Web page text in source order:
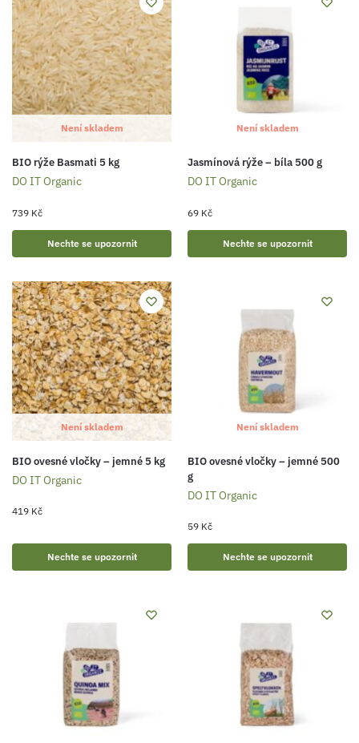
Není skladem
BIO rýže Basmati 5 kg
DO IT Organic
739 Kč
Nechte se upozornit
Není skladem
Jasmínová rýže – bíla 500 g
DO IT Organic
69 Kč
Nechte se upozornit
Není skladem
BIO ovesné vločky – jemné 5 kg
DO IT Organic
419 Kč
Nechte se upozornit
Není skladem
BIO ovesné vločky – jemné 500
g
DO IT Organic
59 Kč
Nechte se upozornit